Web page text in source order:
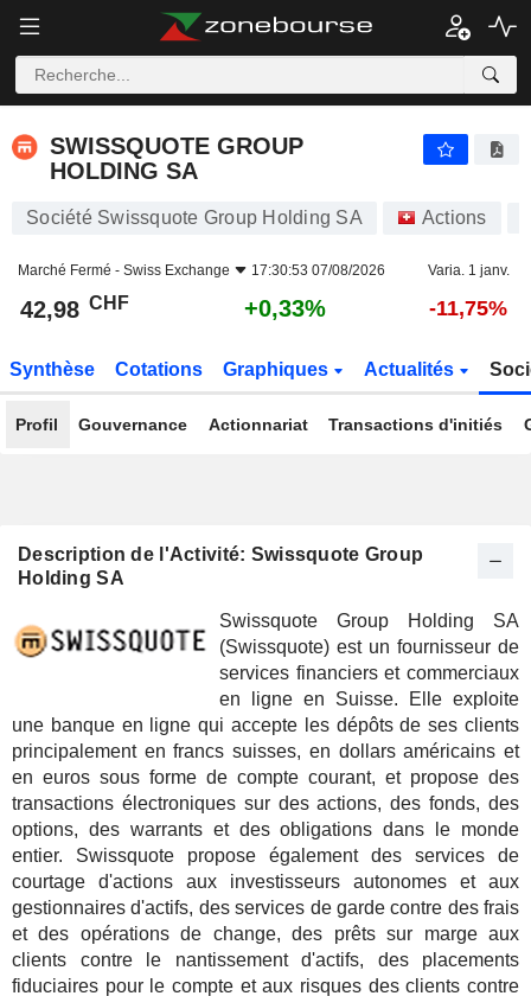
SWISSQUOTE GROUP
HOLDING SA
Société Swissquote Group Holding SA Actions
Marché Fermé - Swiss Exchange 17:30:53 07/08/2026 Varia. 1 janv.
42,98 CHF +0,33% -11,75%
Synthèse Cotations Graphiques Actualités
Profil Gouvernance Actionnariat Transactions d'initiés
Description de l'Activité: Swissquote Group
Holding SA
Swissquote Group Holding SA
(Swissquote) est un fournisseur de
services financiers et commerciaux
en ligne en Suisse. Elle exploite
une banque en ligne qui accepte les dépôts de ses clients
principalement en francs suisses, en dollars américains et
en euros sous forme de compte courant, et propose des
transactions électroniques sur des actions, des fonds, des
options, des warrants et des obligations dans le monde
entier. Swissquote propose également des services de
courtage d'actions aux investisseurs autonomes et aux
gestionnaires d'actifs, des services de garde contre des frais
et des opérations de change, des prêts sur marge aux
clients contre le nantissement d'actifs, des placements
fiduciaires pour le compte et aux risques des clients contre